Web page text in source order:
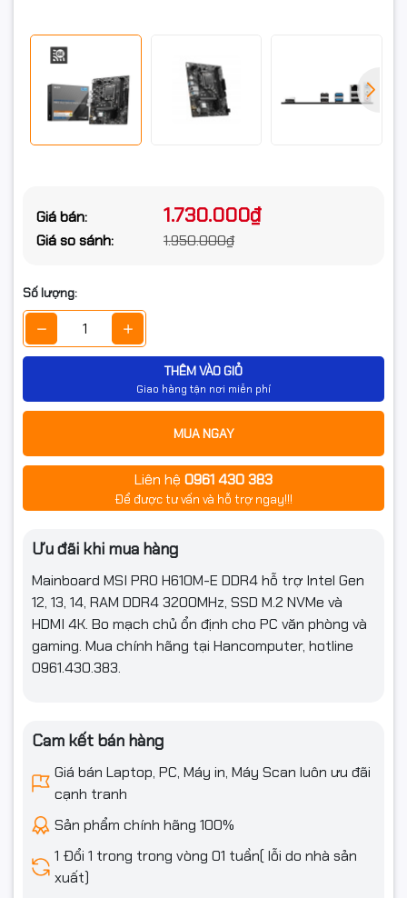
Giá bán: 1.730.000₫
Giá so sánh: 1.950.000₫
Số lượng:
THÊM VÀO GIỎ
Giao hàng tận nơi miễn phí
MUA NGAY
Liên hệ 0961 430 383
Để được tư vấn và hỗ trợ ngay!!!
Ưu đãi khi mua hàng
Mainboard MSI PRO H610M-E DDR4 hỗ trợ Intel Gen
12, 13, 14, RAM DDR4 3200MHz, SSD M.2 NVMe và
HDMI 4K. Bo mạch chủ ổn định cho PC văn phòng và
gaming. Mua chính hãng tại Hancomputer, hotline
0961.430.383.
Cam kết bán hàng
Giá bán Laptop, PC, Máy in, Máy Scan luôn ưu đãi
cạnh tranh
Sản phẩm chính hãng 100%
1 Đổi 1 trong trong vòng 01 tuần( lỗi do nhà sản
xuất)
1x HDMI™ 1.4 with HDR port,
supporting a maximum
resolution of 4K 30Hz
Âm thanh
8-Channel (7.1) HD Audio with
Audio Boost
Mô tả khác